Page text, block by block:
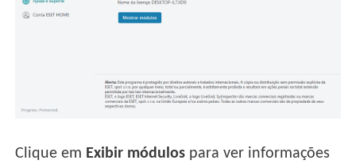
Clique em Exibir módulos para ver informações